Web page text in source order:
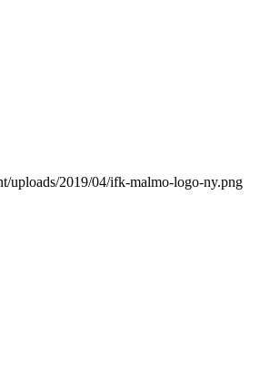
uploads/2019/04/ifk-malmo-logo-ny.png